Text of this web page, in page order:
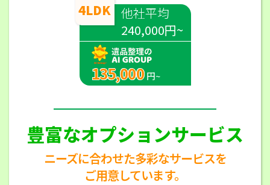
4LDK 他社平均
240,000円~
135,000 円~
豊富なオプションサービス
ニーズに合わせた多彩なサービスを
ご用意しています。